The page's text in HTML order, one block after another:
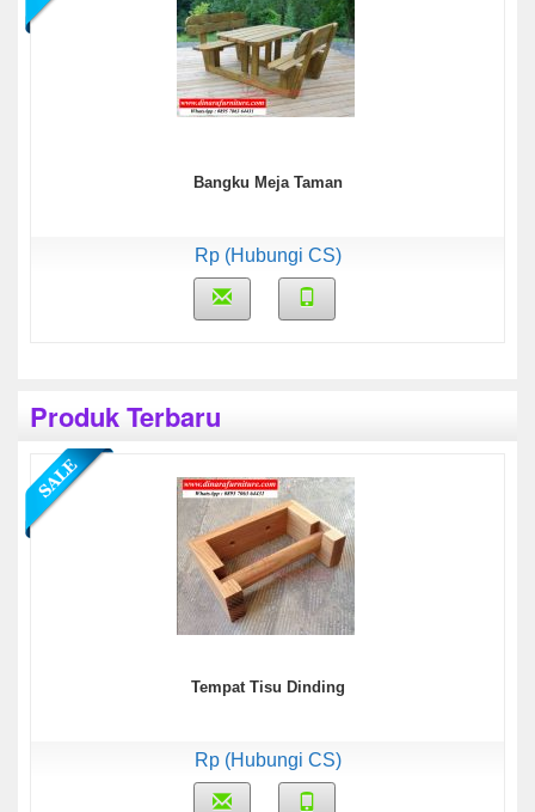
Bangku Meja Taman
Rp (Hubungi CS)
Produk Terbaru
Tempat Tisu Dinding
Rp (Hubungi CS)